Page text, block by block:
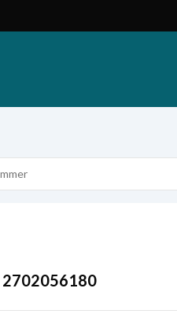
2702056180